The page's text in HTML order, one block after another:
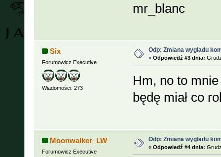
mr_blanc
Six
Forumowicz Executive
Wiadomości: 273
Odp: Zmiana wygladu
« Odpowiedź #3 dnia:
Hm, no to
będę miał co
Moonwalker_LW
Forumowicz Executive
Odp: Zmiana wygladu
« Odpowiedź #4 dnia: